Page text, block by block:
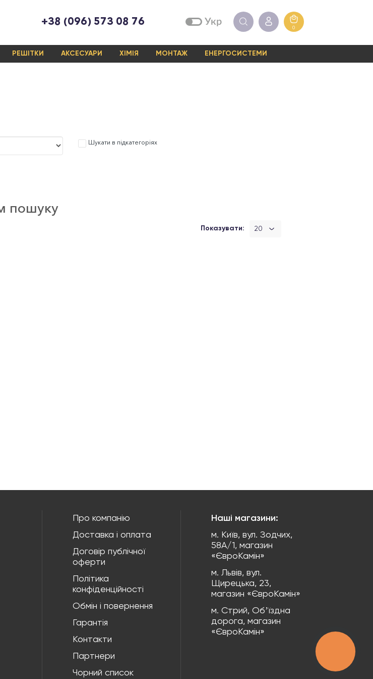
+38 (096) 573 08 76 Укр
0
РЕШІТКИ АКСЕСУАРИ ХІМІЯ МОНТАЖ ЕНЕРГОСИСТЕМИ
Шукати в підкатегоріях
пошуку
Показувати: 20
Про компанію
Доставка і оплата
Договір публічної
оферти
Політика
конфіденційності
Обмін і повернення
Гарантія
Контакти
Партнери
Чорний список
Наші магазини:
м. Київ, вул. Зодчих,
58А/1, магазин
«ЄвроКамін»
м. Львів, вул.
Щирецька, 23,
магазин «ЄвроКамін»
м. Стрий, Обʼїздна
дорога, магазин
«ЄвроКамін»